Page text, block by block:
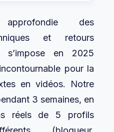
des
et retours
s’impose en 2025
pour la
en vidéos. Notre
3 semaines, en
réels de 5 profils